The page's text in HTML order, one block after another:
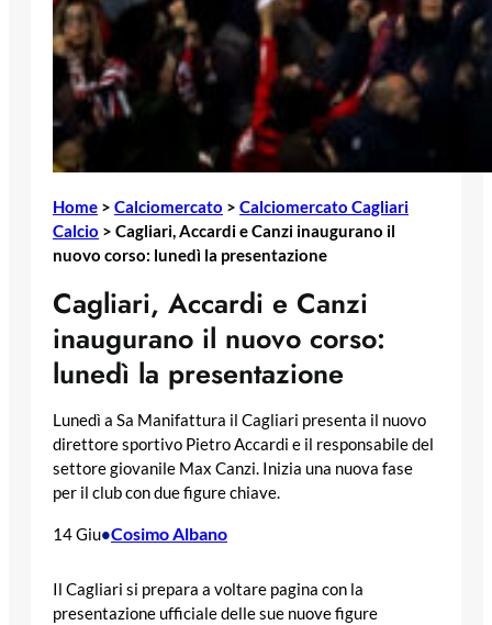
Home > Calciomercato > Calciomercato Cagliari
Calcio > Cagliari, Accardi e Canzi inaugurano il
nuovo corso: lunedì la presentazione
Cagliari, Accardi e Canzi
inaugurano il nuovo corso:
lunedì la presentazione
Lunedì a Sa Manifattura il Cagliari presenta il nuovo
direttore sportivo Pietro Accardi e il responsabile del
settore giovanile Max Canzi. Inizia una nuova fase
per il club con due figure chiave.
14 Giu•Cosimo Albano
Il Cagliari si prepara a voltare pagina con la
presentazione ufficiale delle sue nuove figure